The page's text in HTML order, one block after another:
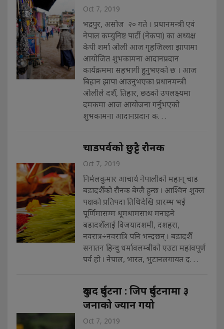
Oct 7, 2019
भद्रपुर, असोज २० गते । प्रधानमन्त्री एवं
नेपाल कम्युनिष्ट पार्टी (नेकपा) का अध्यक्ष
केपी शर्मा ओली आज गृहजिल्ला झापामा
आयोजित शुभकामना आदानप्रदान
कार्यक्रममा सहभागी हुनुभएको छ । आज
बिहान झापा आउनुभएका प्रधानमन्त्री
ओलीले दशैँ, तिहार, छठको उपलक्ष्यमा
दमकमा आज आयोजना गर्नुभएको
शुभकामना आदानप्रदान क. . .
चाडपर्वको छुट्टै रौनक
Oct 7, 2019
निर्मलकुमार आचार्य नेपालीको महान् चाड
बडादशैँको रौनक बेग्लै हुन्छ । आश्विन शुक्ल
पक्षको प्रतिपदा तिथिदेखि प्रारम्भ भई
पूर्णिमासम्म धूमधामसाथ मनाइने
बडादशैँलाई विजयादशमी, दशहरा,
नवरात्र÷नवरात्रि पनि भन्दछन् । बडादशैँ
सनातन हिन्दु धर्मावलम्बीको एउटा महìवपूर्ण
पर्व हो । नेपाल, भारत, भुटानलगायत द. . .
दुखद दुर्घटना : जिप दुर्घटनामा ३
जनाको ज्यान गयो
Oct 7, 2019